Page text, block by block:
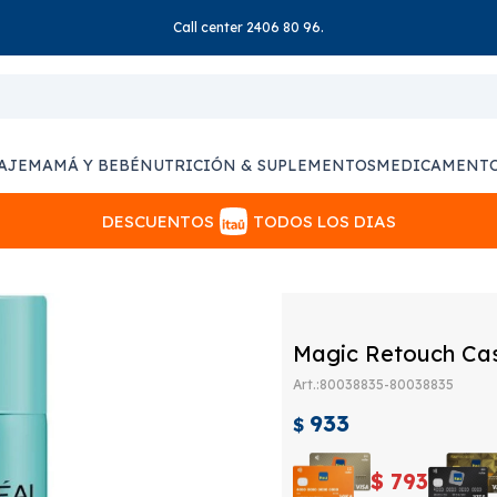
Call center 2406 80 96.
MAMÁ Y BEBÉNUTRICIÓN & SUPLEMENTOS
DESCUENTOS TODOS LOS DIAS
Magic Retouch
80038835-80038835
$ 933
$ 793